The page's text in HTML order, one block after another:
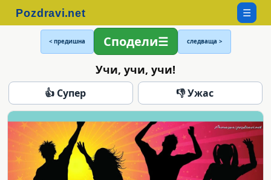
☰
< предишна Сподели следваща >
Учи, учи, учи!
👍 Супер 👎 Ужас